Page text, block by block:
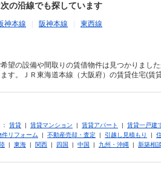
の沿線でも探しています
神本線 阪神本線 東西線
望の設備や間取りの賃借物件は見つかりま
す。ＪＲ東海道本線（大阪府）の賃貸住宅(
： 賃貸 | 賃貸マンション | 賃貸アパート | 賃貸一戸建
件リフォーム | 不動産売却・査定 | 引越し見積もり |
| 東海 | 関西 | 四国 | 中国 | 九州・沖縄 | 新築相